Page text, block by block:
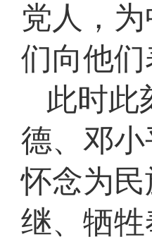
党人，
们向他
此时此
德、邓
怀念为
继、牺